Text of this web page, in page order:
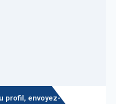
profil, envoyez-